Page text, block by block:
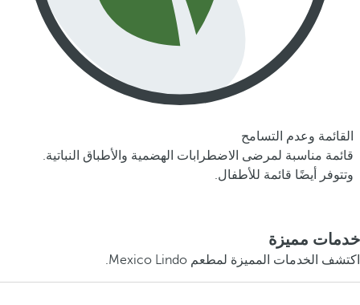
القائمة وعدم التسامح
قائمة مناسبة لمرضى الاضطرابات الهضمية والأطباق النباتية.
وتتوفر أيضًا قائمة للأطفال.
خدمات مميزة
اكتشف الخدمات المميزة لمطعم Mexico Lindo.